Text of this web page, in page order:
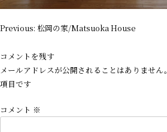
投
ナ
ビ
ゲ
シ
Previous: 松岡の家/Matsuoka House
コメントを残す
メールアドレスが公開されることはありません。
項目です
コメント ※